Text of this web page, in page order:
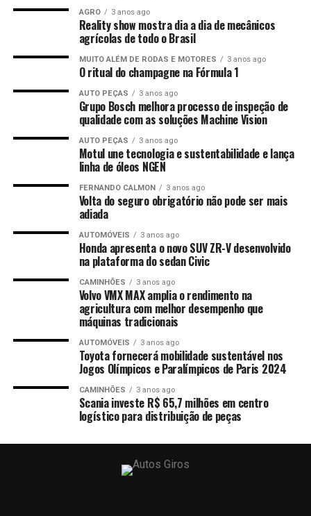
AGRO 3 anos ago
Reality show mostra dia a dia de mecânicos
agrícolas de todo o Brasil
MUITO ALÉM DE RODAS E MOTORES 3 anos ago
O ritual do champagne na Fórmula 1
AUTO PEÇAS 3 anos ago
Grupo Bosch melhora processo de inspeção de
qualidade com as soluções Machine Vision
AUTO PEÇAS 3 anos ago
Motul une tecnologia e sustentabilidade e lança
linha de óleos NGEN
FERNANDO CALMON 3 anos ago
Volta do seguro obrigatório não pode ser mais
adiada
AUTOMÓVEIS 3 anos ago
Honda apresenta o novo SUV ZR-V desenvolvido
na plataforma do sedan Civic
CAMINHÕES 3 anos ago
Volvo VMX MAX amplia o rendimento na
agricultura com melhor desempenho que
máquinas tradicionais
AUTOMÓVEIS 3 anos ago
Toyota fornecerá mobilidade sustentável nos
Jogos Olímpicos e Paralímpicos de Paris 2024
CAMINHÕES 3 anos ago
Scania investe R$ 65,7 milhões em centro
logístico para distribuição de peças